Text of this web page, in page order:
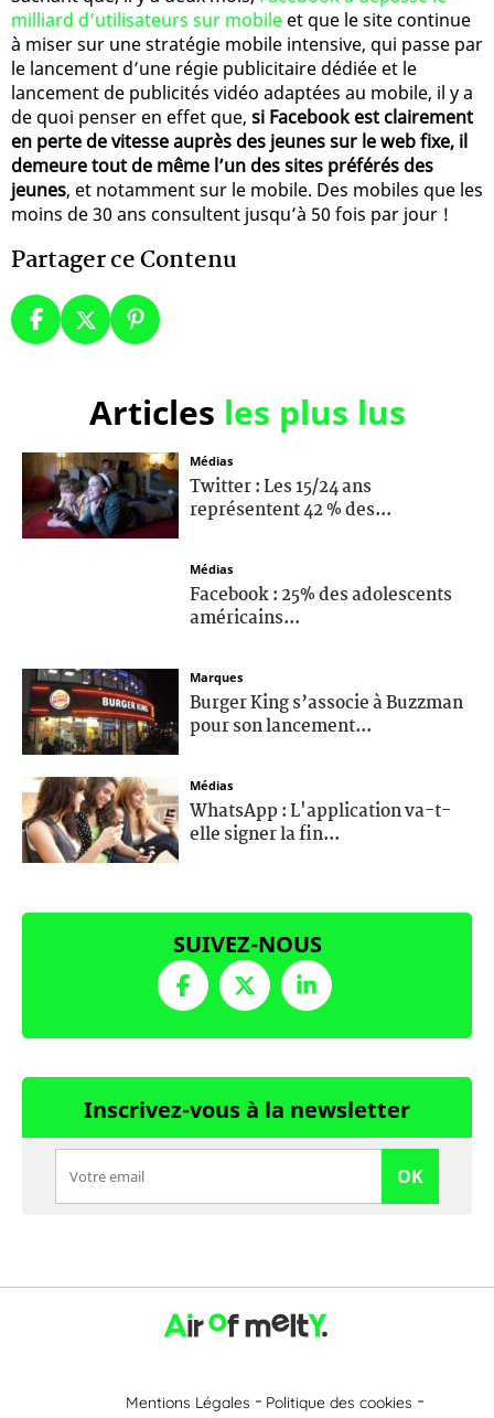
milliard d’utilisateurs sur mobile et que le site continue
à miser sur une stratégie mobile intensive, qui passe par
le lancement d’une régie publicitaire dédiée et le
lancement de publicités vidéo adaptées au mobile, il y a
de quoi penser en effet que, si Facebook est clairement
en perte de vitesse auprès des jeunes sur le web fixe, il
demeure tout de même l’un des sites préférés des
jeunes, et notamment sur le mobile. Des mobiles que les
moins de 30 ans consultent jusqu’à 50 fois par jour !
Partager ce Contenu
Articles les plus lus
Médias
Twitter : Les 15/24 ans
représentent 42 % des...
Médias
Facebook : 25% des adolescents
américains...
Marques
Burger King s’associe à Buzzman
pour son lancement...
Médias
WhatsApp : L'application va-t-
elle signer la fin...
SUIVEZ-NOUS
Inscrivez-vous à la newsletter
OK
Mentions Légales
Politique des cookies